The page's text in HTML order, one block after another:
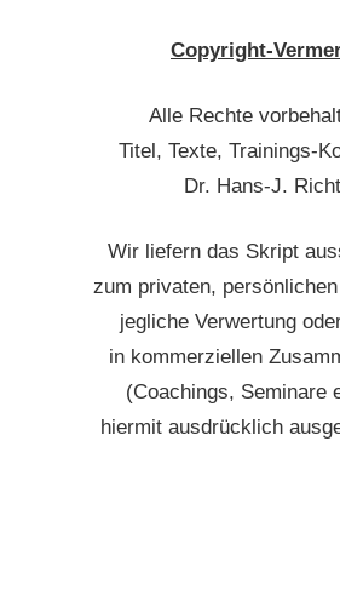
Copyright-
Alle Rechte
Titel, Texte, Trainings-
Dr. Hans-J.
Wir liefern das Skript
zum privaten,
jegliche Verwertung
in kommerziellen
(Coachings, Seminare
hiermit ausdrücklich